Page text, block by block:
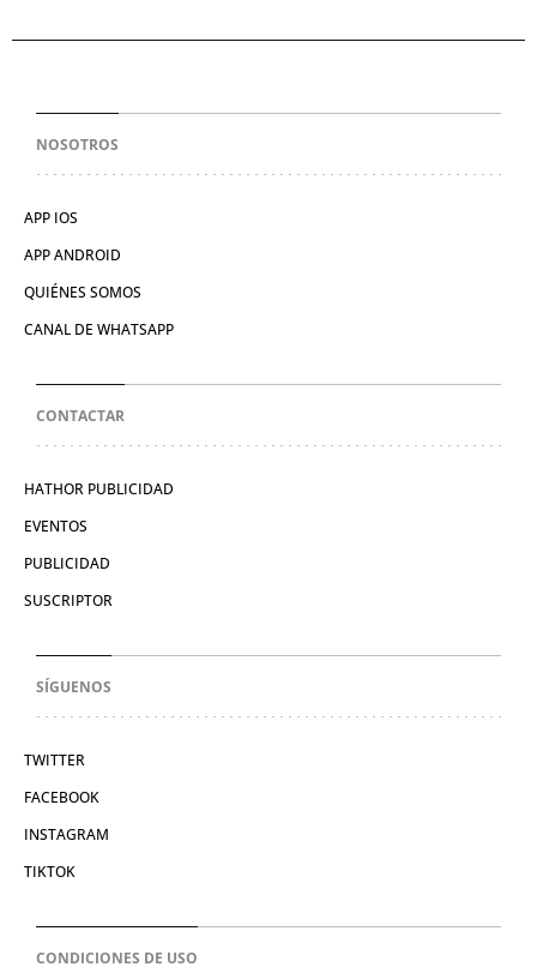
NOSOTROS
APP IOS
APP ANDROID
QUIÉNES SOMOS
CANAL DE WHATSAPP
CONTACTAR
HATHOR PUBLICIDAD
EVENTOS
PUBLICIDAD
SUSCRIPTOR
SÍGUENOS
TWITTER
FACEBOOK
INSTAGRAM
TIKTOK
CONDICIONES DE USO